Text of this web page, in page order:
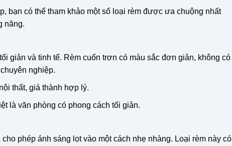
bạn có thể tham khảo một số loại rèm được ưa chuộng nhất
năng.
giản và tinh tế. Rèm cuốn trơn có màu sắc đơn giản, không có
nghiệp.
thất, giá thành hợp lý.
là văn phòng có phong cách tối giản.
phép ánh sáng lọt vào một cách nhẹ nhàng. Loại rèm này có